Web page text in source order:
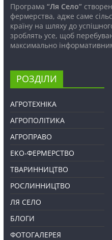
Програма “Ля Село”
фермерства, адже саме
країну на шляху до
зроблять усе, щоб
максимально
РОЗДІЛИ
АГРОТЕХНІКА
АГРОПОЛІТИКА
АГРОПРАВО
ЕКО-ФЕРМЕРСТВО
ТВАРИННИЦТВО
РОСЛИННИЦТВО
ЛЯ СЕЛО
БЛОГИ
ФОТОГАЛЕРЕЯ